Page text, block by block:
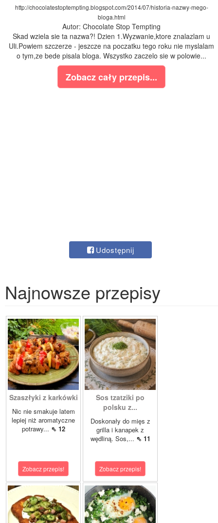
http://chocolatestoptempting.blogspot.com/2014/07/historia-nazwy-mego-
bloga.html
Autor: Chocolate Stop Tempting
Skad wziela sie ta nazwa?! Dzien 1.Wyzwanie,ktore znalazlam u
Uli.Powiem szczerze - jeszcze na poczatku tego roku nie myslalam
o tym,ze bede pisala bloga. Wszystko zaczelo sie w polowie...
Zobacz cały przepis...
Udostępnij
Najnowsze przepisy
Szaszłyki z karkówki
Nic nie smakuje latem
lepiej niż aromatyczne
potrawy... ⇖ 12
Zobacz przepis!
Sos tzatziki po
polsku z...
Doskonały do mięs z
grilla i kanapek z
wędliną. Sos,... ⇖ 11
Zobacz przepis!